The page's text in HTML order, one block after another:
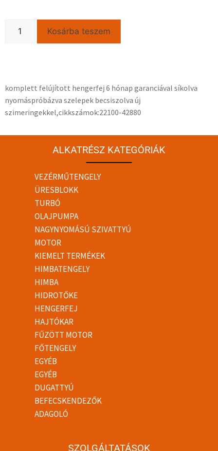
Kosárba teszem
komplett felújított hengerfej 6 hónap garanciával síkolva
nyomáspróbázva szelepek becsiszolva új
szimeringekkel,cikkszámok:22100-42880
ALKATRÉSZ KATEGÓRIÁK
VEZÉRMŰTENGELY
ÜRESBLOKK
TURBÓ
OLAJPUMPA
NAGYNYOMÁSÚ SZIVATTYÚ
MOTOR
KIEMELT TERMÉKEK
HIMBATENGELY
HIMBA
HIDROTŐKE
HENGERFEJ
HAJTÓKAR
FŰZÖTT MOTOR
FŐTENGELY
EGYÉB
EGYÉB
DUGATTYÚ
BEFECSKENDEZŐK
ADAGOLÓ
SZOLGÁLTATÁSOK